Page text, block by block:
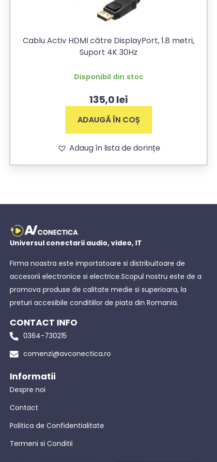
Cablu Activ HDMI către DisplayPort, 1.8 metri,
Suport 4K 30Hz
Disponibil din stoc
135,0lei
ADAUGĂ ÎN COȘ
Adaug în lista de dorințe
Universul conectarii audio, video, IT
Firma noastra este importatoare si distribuitoare de
accesorii electronice si electrice.Scopul nostru este de a
promova produse de calitate medie si superioara, la
preturi accesibile conditiilor de piata din Romania.
CONTACT INFO
0364-730215
comenzi@avconectica.ro
Informatii
Despre noi
Contact
Politica de Confidentialitate
Termeni si Conditii